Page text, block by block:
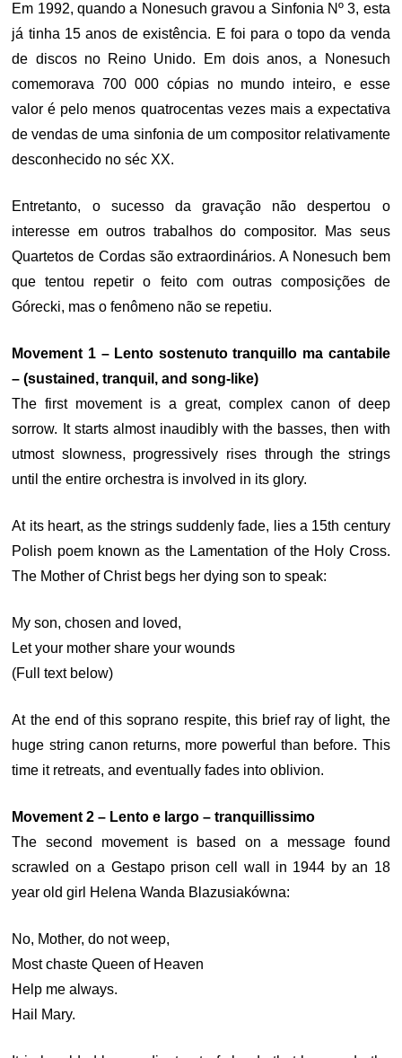
Em 1992, quando a Nonesuch gravou a Sinfonia Nº 3, esta
já tinha 15 anos de existência. E foi para o topo da venda
de discos no Reino Unido. Em dois anos, a Nonesuch
comemorava 700 000 cópias no mundo inteiro, e esse
valor é pelo menos quatrocentas vezes mais a expectativa
de vendas de uma sinfonia de um compositor relativamente
desconhecido no séc XX.
Entretanto, o sucesso da gravação não despertou o
interesse em outros trabalhos do compositor. Mas seus
Quartetos de Cordas são extraordinários. A Nonesuch bem
que tentou repetir o feito com outras composições de
Górecki, mas o fenômeno não se repetiu.
Movement 1 – Lento sostenuto tranquillo ma cantabile
– (sustained, tranquil, and song-like)
The first movement is a great, complex canon of deep
sorrow. It starts almost inaudibly with the basses, then with
utmost slowness, progressively rises through the strings
until the entire orchestra is involved in its glory.
At its heart, as the strings suddenly fade, lies a 15th century
Polish poem known as the Lamentation of the Holy Cross.
The Mother of Christ begs her dying son to speak:
My son, chosen and loved,
Let your mother share your wounds
(Full text below)
At the end of this soprano respite, this brief ray of light, the
huge string canon returns, more powerful than before. This
time it retreats, and eventually fades into oblivion.
Movement 2 – Lento e largo – tranquillissimo
The second movement is based on a message found
scrawled on a Gestapo prison cell wall in 1944 by an 18
year old girl Helena Wanda Blazusiakówna:
No, Mother, do not weep,
Most chaste Queen of Heaven
Help me always.
Hail Mary.